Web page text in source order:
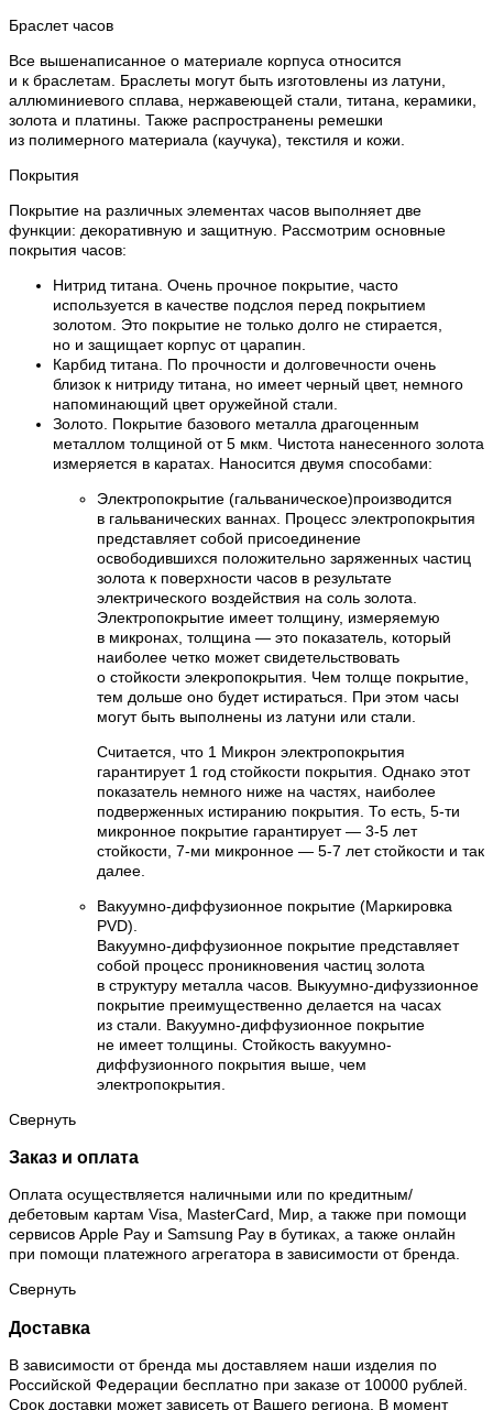
Браслет часов
Все вышенаписанное о материале корпуса относится
и к браслетам. Браслеты могут быть изготовлены из латуни,
аллюминиевого сплава, нержавеющей стали, титана, керамики,
золота и платины. Также распространены ремешки
из полимерного материала (каучука), текстиля и кожи.
Покрытия
Покрытие на различных элементах часов выполняет две
функции: декоративную и защитную. Рассмотрим основные
покрытия часов:
Нитрид титана. Очень прочное покрытие, часто
используется в качестве подслоя перед покрытием
золотом. Это покрытие не только долго не стирается,
но и защищает корпус от царапин.
Карбид титана. По прочности и долговечности очень
близок к нитриду титана, но имеет черный цвет, немного
напоминающий цвет оружейной стали.
Золото. Покрытие базового металла драгоценным
металлом толщиной от 5 мкм. Чистота нанесенного золота
измеряется в каратах. Наносится двумя способами:
Электропокрытие (гальваническое)производится
в гальванических ваннах. Процесс электропокрытия
представляет собой присоединение
освободившихся положительно заряженных частиц
золота к поверхности часов в результате
электрического воздействия на соль золота.
Электропокрытие имеет толщину, измеряемую
в микронах, толщина — это показатель, который
наиболее четко может свидетельствовать
о стойкости элекропокрытия. Чем толще покрытие,
тем дольше оно будет истираться. При этом часы
могут быть выполнены из латуни или стали.
Считается, что 1 Микрон электропокрытия
гарантирует 1 год стойкости покрытия. Однако этот
показатель немного ниже на частях, наиболее
подверженных истиранию покрытия. То есть, 5-ти
микронное покрытие гарантирует — 3-5 лет
стойкости, 7-ми микронное — 5-7 лет стойкости и так
далее.
Вакуумно-диффузионное покрытие (Маркировка
PVD).
Вакуумно-диффузионное покрытие представляет
собой процесс проникновения частиц золота
в структуру металла часов. Выкуумно-дифуззионное
покрытие преимущественно делается на часах
из стали. Вакуумно-диффузионное покрытие
не имеет толщины. Стойкость вакуумно-
диффузионного покрытия выше, чем
электропокрытия.
Свернуть
Заказ и оплата
Оплата осуществляется наличными или по кредитным/
дебетовым картам Visa, MasterCard, Мир, а также при помощи
сервисов Apple Pay и Samsung Pay в бутиках, а также онлайн
при помощи платежного агрегатора в зависимости от бренда.
Свернуть
Доставка
В зависимости от бренда мы доставляем наши изделия по
Российской Федерации бесплатно при заказе от 10000 рублей.
Срок доставки может зависеть от Вашего региона. В момент